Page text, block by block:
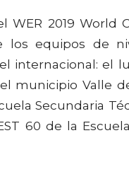
WER 2019 World
los equipos de
internacional: el
municipio Valle
Secundaria
60 de la